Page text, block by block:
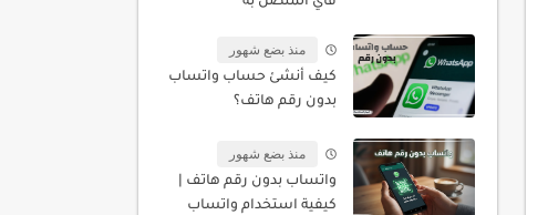
منذ بضع شهور
كيف أنشئ حساب واتساب
بدون رقم هاتف؟
منذ بضع شهور
واتساب بدون رقم هاتف |
كيفية استخدام واتساب